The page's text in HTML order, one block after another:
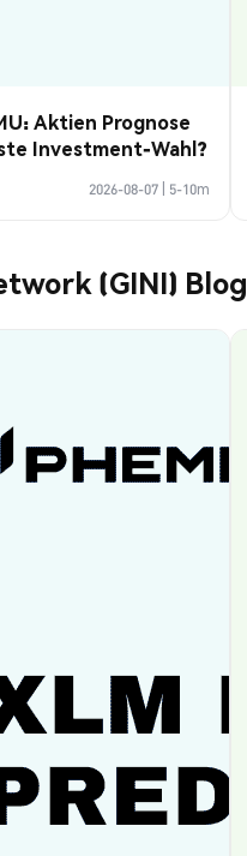
Aktien Prognose
Investment-Wahl?
2026-08-07 5-10m
(GINI) Blog